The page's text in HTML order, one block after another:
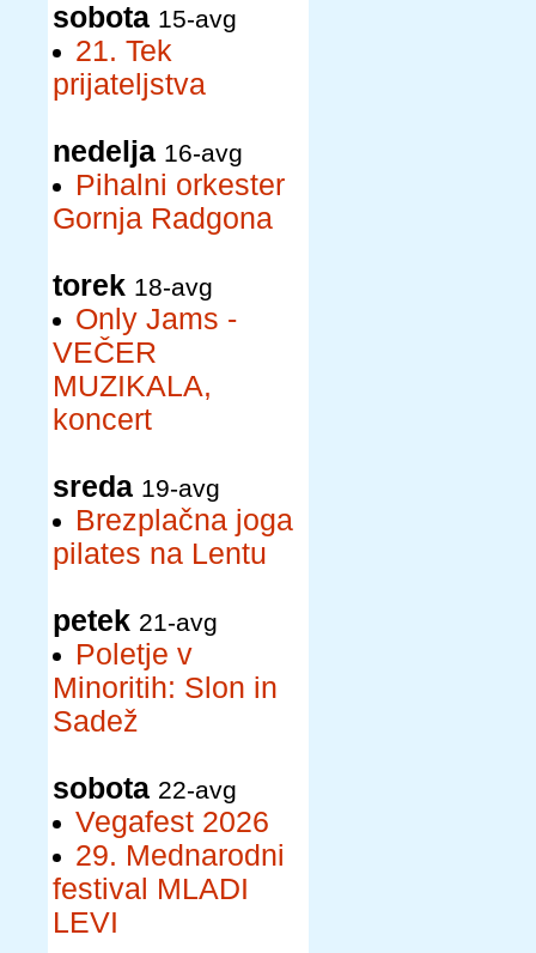
sobota 15-avg
21. Tek
prijateljstva
nedelja 16-avg
Pihalni orkester
Gornja Radgona
torek 18-avg
Only Jams -
VEČER
MUZIKALA,
koncert
sreda 19-avg
Brezplačna joga
pilates na Lentu
petek 21-avg
Poletje v
Minoritih: Slon in
Sadež
sobota 22-avg
Vegafest 2026
29. Mednarodni
festival MLADI
LEVI